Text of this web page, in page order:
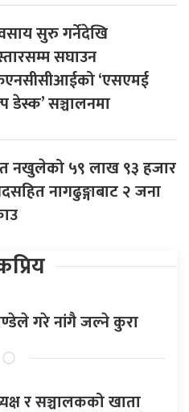
सुरु गर्नेदेखि
सघाउन
‘एसएमई
डेस्क’ सञ्चालनमा
नखुलेको ५९ लाख ९३ हजार
नागढुङ्गाबाट २ जना
गरे नांगै जल्ने कुरा
र सञ्चालकको खाता